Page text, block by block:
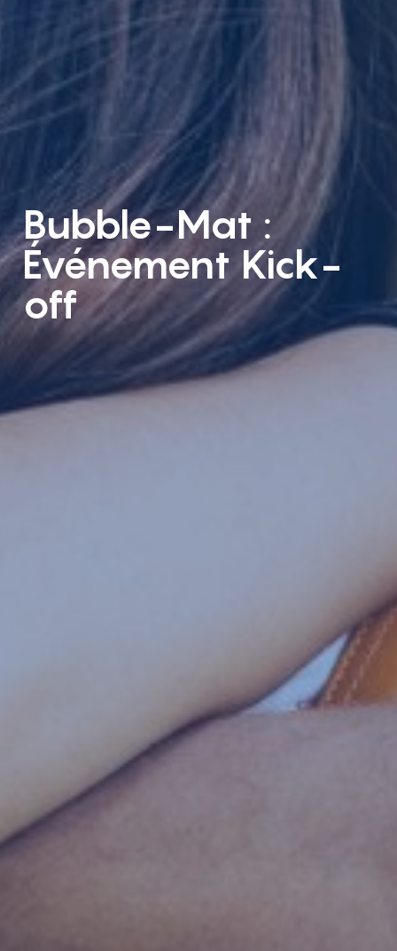
Bubble-Mat :
Événement Kick-
off